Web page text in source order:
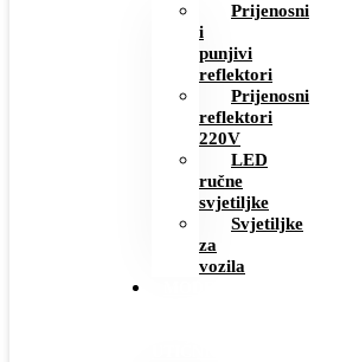
Prijenosni
i
punjivi
reflektori
Prijenosni
reflektori
220V
LED
ručne
svjetiljke
Svjetiljke
za
vozila